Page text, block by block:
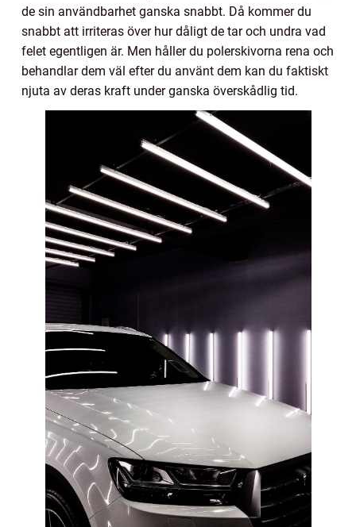
de sin användbarhet ganska snabbt. Då kommer du
snabbt att irriteras över hur dåligt de tar och undra vad
felet egentligen är. Men håller du polerskivorna rena och
behandlar dem väl efter du använt dem kan du faktiskt
njuta av deras kraft under ganska överskådlig tid.